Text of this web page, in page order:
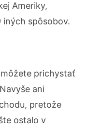
Ameriky,
spôsobov.
prichystať
ani
pretože
ostalo v